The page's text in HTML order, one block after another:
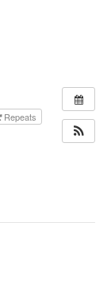
Repeats